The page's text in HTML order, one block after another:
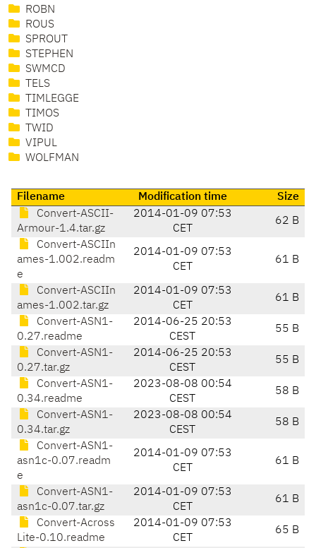
ROBN
ROUS
SPROUT
STEPHEN
SWMCD
TELS
TIMLEGGE
TIMOS
TWID
VIPUL
WOLFMAN
Filename Modification time
Size
Convert-ASCII-
Armour-1.4.tar.gz
2014-01-09 07:53
CET
62 B
Convert-ASCIIn
ames-1.002.readm
e
2014-01-09 07:53
CET
61 B
Convert-ASCIIn
ames-1.002.tar.gz
2014-01-09 07:53
CET
61 B
Convert-ASN1-
0.27.readme
2014-06-25 20:53
CEST
55 B
Convert-ASN1-
0.27.tar.gz
2014-06-25 20:53
CEST
55 B
Convert-ASN1-
0.34.readme
2023-08-08 00:54
CEST
58 B
Convert-ASN1-
0.34.tar.gz
2023-08-08 00:54
CEST
58 B
Convert-ASN1-
asn1c-0.07.readm
e
2014-01-09 07:53
CET
61 B
Convert-ASN1-
asn1c-0.07.tar.gz
2014-01-09 07:53
CET
61 B
Convert-Across
Lite-0.10.readme
2014-01-09 07:53
CET
65 B